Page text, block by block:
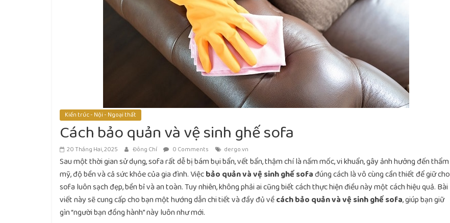
Kiến trúc - Nội - Ngoại thất
Cách bảo quản và vệ sinh ghế sofa
20 Tháng Hai, 2025 Đông Chí 0 Comments dergo.vn
Sau một thời gian sử dụng, sofa rất dễ bị bám bụi bẩn, vết bẩn, thậm chí là nấm mốc, vi khuẩn, gây ảnh hưởng đến thẩm
mỹ, độ bền và cả sức khỏe của gia đình. Việcbảo quản và vệ sinh ghế sofađúng cách là vô cùng cần thiết để giữ cho
sofa luôn sạch đẹp, bền bỉ và an toàn. Tuy nhiên, không phải ai cũng biết cách thực hiện điều này một cách hiệu quả. Bài
viết này sẽ cung cấp cho bạn một hướng dẫn chi tiết và đầy đủ vềcách bảo quản và vệ sinh ghế sofa, giúp bạn giữ
gìn “người bạn đồng hành” này luôn như mới.